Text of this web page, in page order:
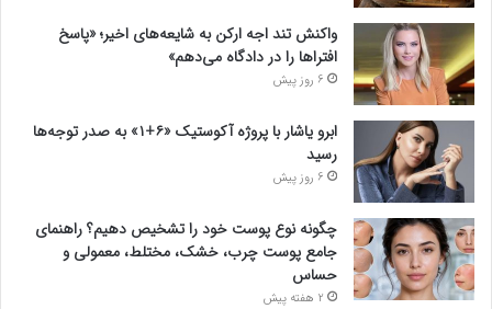
واکنش تند اجه ارکن به شایعه‌های اخیر؛ «پاسخ
افتراها را در دادگاه می‌دهم»
6 روز پیش
ابرو یاشار با پروژه آکوستیک «۶+۱» به صدر توجه‌ها
رسید
6 روز پیش
چگونه نوع پوست خود را تشخیص دهیم؟ راهنمای
جامع پوست چرب، خشک، مختلط، معمولی و
حساس
2 هفته پیش